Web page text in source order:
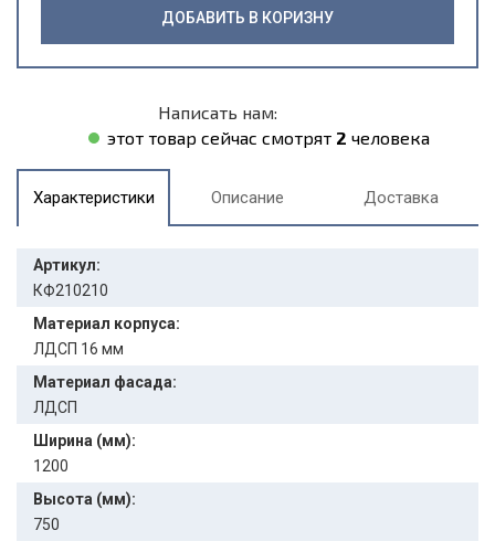
ДОБАВИТЬ В КОРИЗНУ
Написать нам:
этот товар сейчас смотрят 2 человека
Характеристики Описание Доставка
Артикул:
КФ210210
Материал корпуса:
ЛДСП 16 мм
Материал фасада:
ЛДСП
Ширина (мм):
1200
Высота (мм):
750